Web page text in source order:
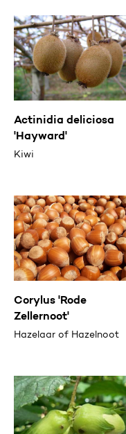
Actinidia deliciosa
'Hayward'
Kiwi
Corylus 'Rode
Zellernoot'
Hazelaar of Hazelnoot